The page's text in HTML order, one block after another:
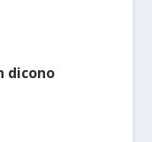
dicono